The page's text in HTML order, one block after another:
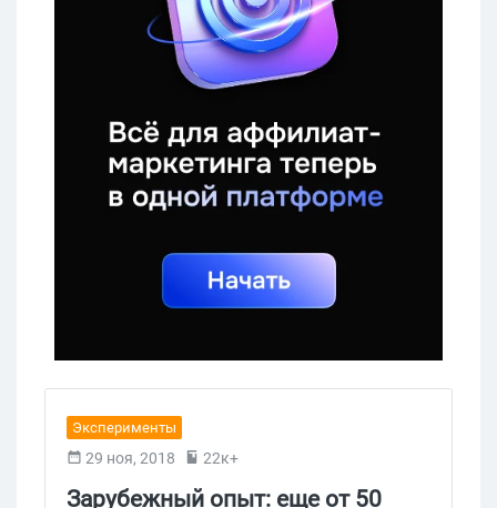
Эксперименты
29 ноя, 2018 22к+
Зарубежный опыт: еще от 50